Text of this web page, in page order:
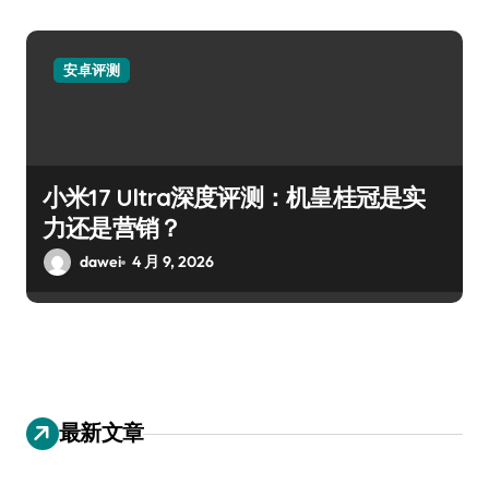
安卓评测
小米17 Ultra深度评测：机皇桂冠是实
力还是营销？
dawei 4 月 9, 2026
最新文章